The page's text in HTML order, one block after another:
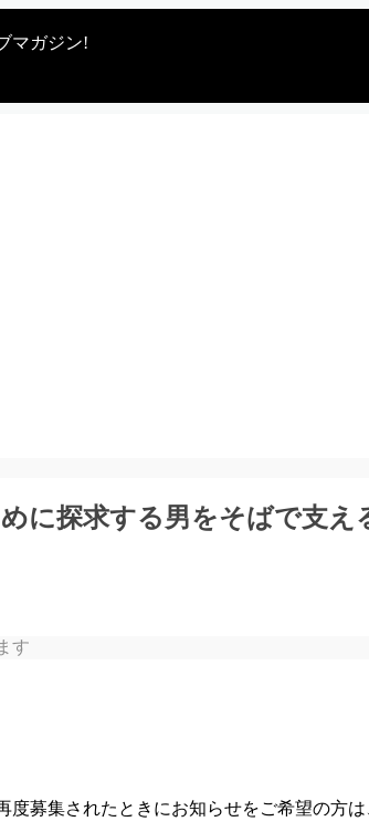
マガジン!
に探求する男をそばで支
す
募集されたときにお知らせをご希望の方は